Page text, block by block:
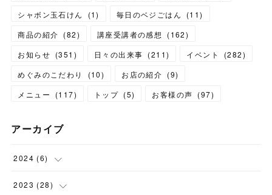
シャボン玉石けん
(1) 毎日のベジごはん (11)
商品の紹介 (82) 講座受講者の感想 (162)
お知らせ (351 ) 日々の出来事 (211) イベント (282)
めぐみのこだわり
(10) お店の紹介 (9)
メニュー
(117) トップ (5) お客様の声 (97)
アーカイブ
2024 (6)
(1)
2023 (28)